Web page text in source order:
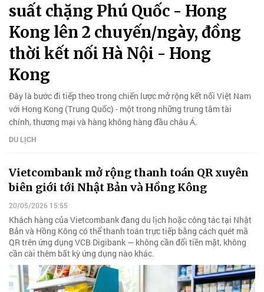
suất chặng Phú Quốc - Hong
Kong lên 2 chuyến/ngày, đồng
thời kết nối Hà Nội - Hong
Kong
Đây là bước đi tiếp theo trong chiến lược mở rộng kết nối Việt Nam
với Hong Kong (Trung Quốc) - một trong những trung tâm tài
chính, thương mại và hàng không hàng đầu châu Á.
DU LỊCH
Vietcombank mở rộng thanh toán QR xuyên
biên giới tới Nhật Bản và Hồng Kông
20/05/2026 15:55
Khách hàng của Vietcombank đang du lịch hoặc công tác tại Nhật
Bản và Hồng Kông có thể thanh toán trực tiếp bằng cách quét mã
QR trên ứng dụng VCB Digibank — không cần đổi tiền mặt, không
cần cài thêm bất kỳ ứng dụng nào khác.